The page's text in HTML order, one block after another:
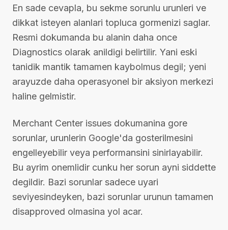
En sade cevapla, bu sekme sorunlu urunleri ve
dikkat isteyen alanlari topluca gormenizi saglar.
Resmi dokumanda bu alanin daha once
Diagnostics olarak anildigi belirtilir. Yani eski
tanidik mantik tamamen kaybolmus degil; yeni
arayuzde daha operasyonel bir aksiyon merkezi
haline gelmistir.
Merchant Center issues dokumanina gore
sorunlar, urunlerin Google'da gosterilmesini
engelleyebilir veya performansini sinirlayabilir.
Bu ayrim onemlidir cunku her sorun ayni siddette
degildir. Bazi sorunlar sadece uyari
seviyesindeyken, bazi sorunlar urunun tamamen
disapproved olmasina yol acar.